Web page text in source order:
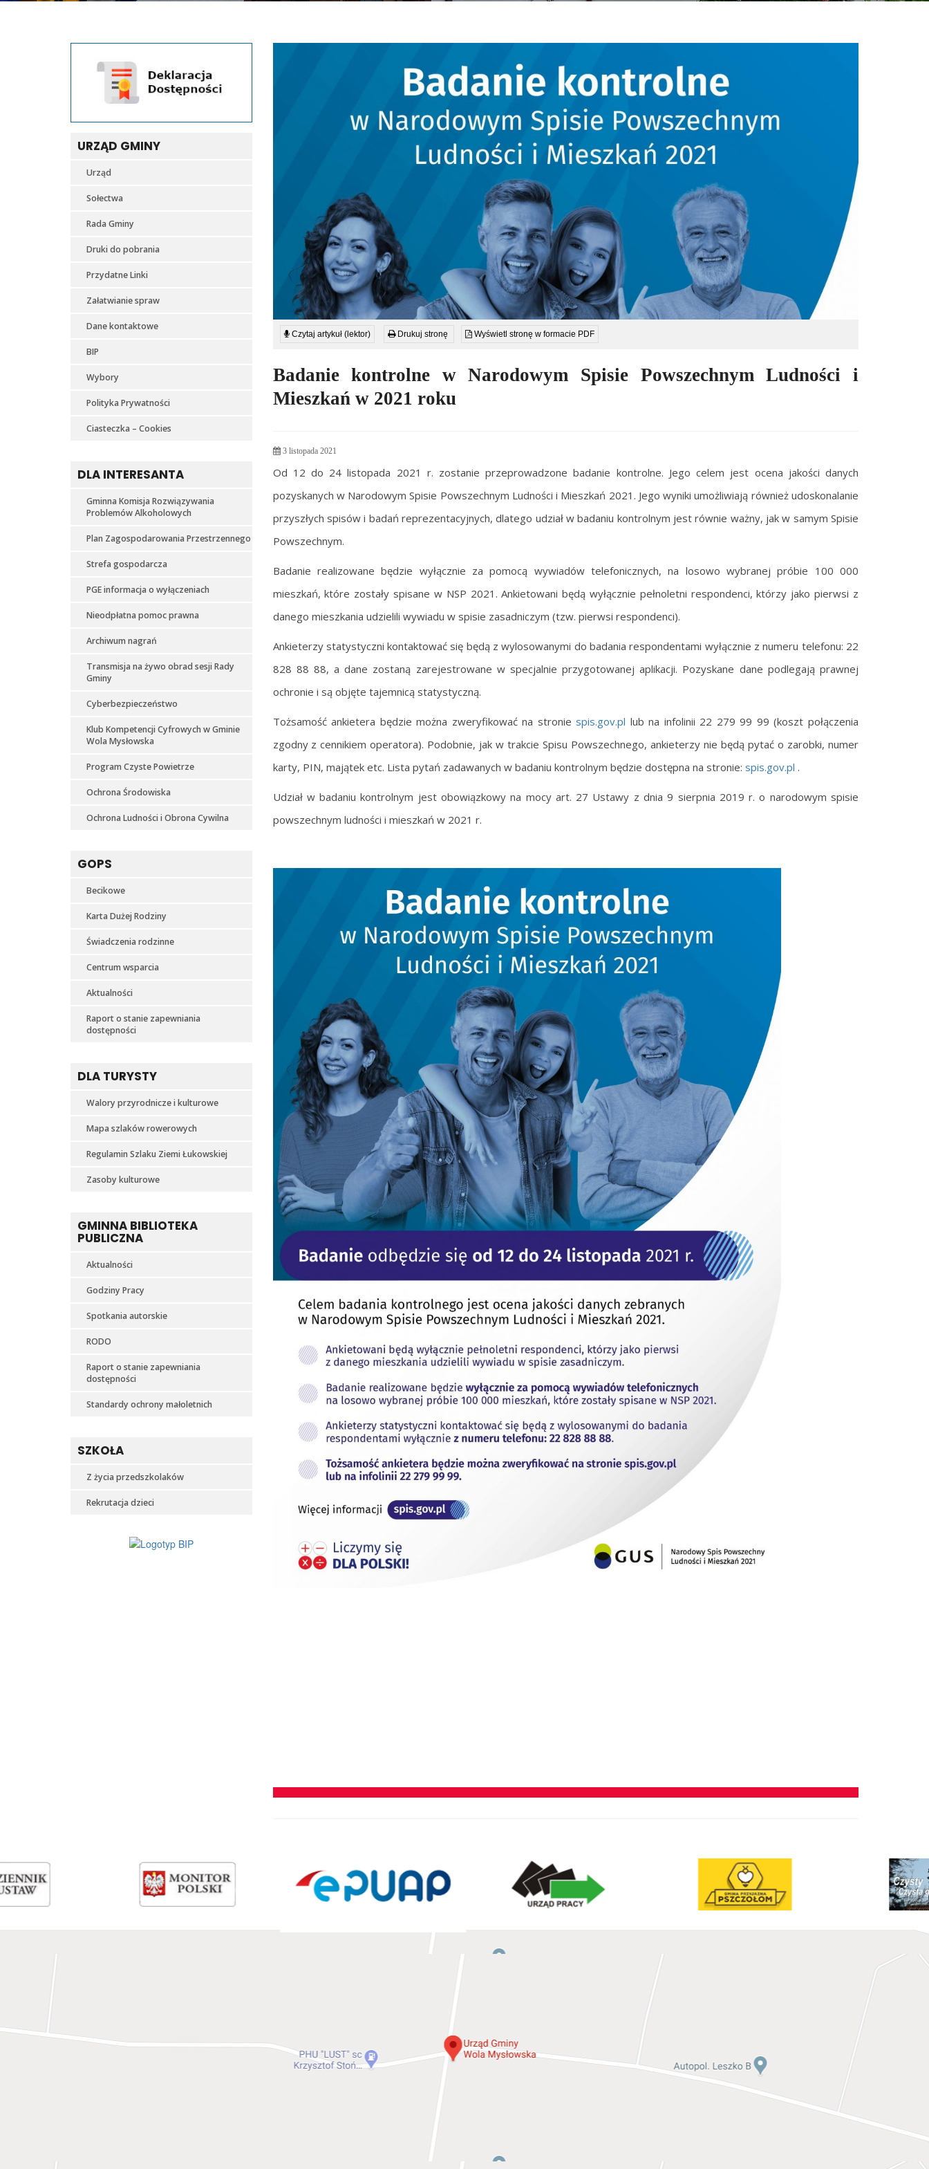
URZĄD GMINY
Urząd
Sołectwa
Rada Gminy
Druki do pobrania
Przydatne Linki
Załatwianie spraw
Dane kontaktowe
BIP
Wybory
Polityka Prywatności
Ciasteczka – Cookies
DLA INTERESANTA
Gminna Komisja Rozwiązywania
Problemów Alkoholowych
Plan Zagospodarowania Przestrzennego
Strefa gospodarcza
PGE informacja o wyłączeniach
Nieodpłatna pomoc prawna
Archiwum nagrań
Transmisja na żywo obrad sesji Rady
Gminy
Cyberbezpieczeństwo
Klub Kompetencji Cyfrowych w Gminie
Wola Mysłowska
Program Czyste Powietrze
Ochrona Środowiska
Ochrona Ludności i Obrona Cywilna
GOPS
Becikowe
Karta Dużej Rodziny
Świadczenia rodzinne
Centrum wsparcia
Aktualności
Raport o stanie zapewniania
dostępności
DLA TURYSTY
Walory przyrodnicze i kulturowe
Mapa szlaków rowerowych
Regulamin Szlaku Ziemi Łukowskiej
Zasoby kulturowe
GMINNA BIBLIOTEKA
PUBLICZNA
Aktualności
Godziny Pracy
Spotkania autorskie
RODO
Raport o stanie zapewniania
dostępności
Standardy ochrony małoletnich
SZKOŁA
Z życia przedszkolaków
Rekrutacja dzieci
Czytaj artykuł (lektor) Drukuj stronę Wyświetl stronę w formacie PDF
Badanie kontrolne w Narodowym Spisie Powszechnym Ludności i
Mieszkań w 2021 roku
3 listopada 2021
Od 12 do 24 listopada 2021 r. zostanie przeprowadzone badanie kontrolne. Jego celem jest ocena jakości danych
pozyskanych w Narodowym Spisie Powszechnym Ludności i Mieszkań 2021. Jego wyniki umożliwiają również udoskonalanie
przyszłych spisów i badań reprezentacyjnych, dlatego udział w badaniu kontrolnym jest równie ważny, jak w samym Spisie
Powszechnym.
Badanie realizowane będzie wyłącznie za pomocą wywiadów telefonicznych, na losowo wybranej próbie 100 000
mieszkań, które zostały spisane w NSP 2021. Ankietowani będą wyłącznie pełnoletni respondenci, którzy jako pierwsi z
danego mieszkania udzielili wywiadu w spisie zasadniczym (tzw. pierwsi respondenci).
Ankieterzy statystyczni kontaktować się będą z wylosowanymi do badania respondentami wyłącznie z numeru telefonu: 22
828 88 88, a dane zostaną zarejestrowane w specjalnie przygotowanej aplikacji. Pozyskane dane podlegają prawnej
ochronie i są objęte tajemnicą statystyczną.
Tożsamość ankietera będzie można zweryfikować na stroniespis.gov.pl lub na infolinii 22 279 99 99 (koszt połączenia
zgodny z cennikiem operatora). Podobnie, jak w trakcie Spisu Powszechnego, ankieterzy nie będą pytać o zarobki, numer
karty, PIN, majątek etc. Lista pytań zadawanych w badaniu kontrolnym będzie dostępna na stronie: spis.gov.pl .
Udział w badaniu kontrolnym jest obowiązkowy na mocy art. 27 Ustawy z dnia 9 sierpnia 2019 r. o narodowym spisie
powszechnym ludności i mieszkań w 2021 r.